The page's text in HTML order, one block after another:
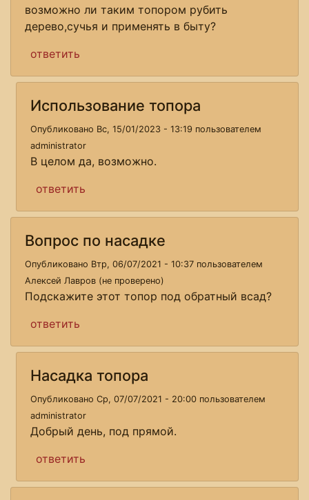
возможно ли таким топором рубить
дерево,сучья и применять в быту?
ответить
Использование топора
Опубликовано Вс, 15/01/2023 - 13:19 пользователем
administrator
В целом да, возможно.
ответить
Вопрос по насадке
Опубликовано Втр, 06/07/2021 - 10:37 пользователем
Алексей Лавров (не проверено)
Подскажите этот топор под обратный всад?
ответить
Насадка топора
Опубликовано Ср, 07/07/2021 - 20:00 пользователем
administrator
Добрый день, под прямой.
ответить